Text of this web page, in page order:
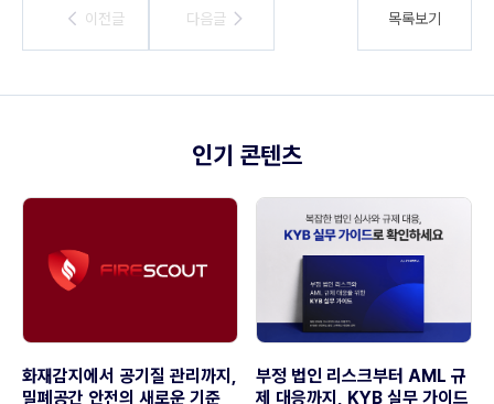
이전글
이전글 다음글
다음글 목록보기
인기 콘텐츠
화재감지에서 공기질 관리까지,
밀폐공간 안전의 새로운 기준
부정 법인 리스크부터 AML 규
제 대응까지, KYB 실무 가이드